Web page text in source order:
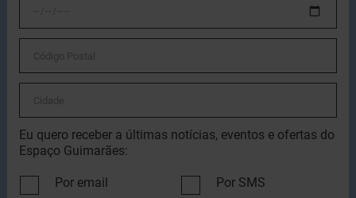
Eu quero receber a últimas notícias, eventos e ofertas do
Espaço Guimarães:
Por email Por SMS